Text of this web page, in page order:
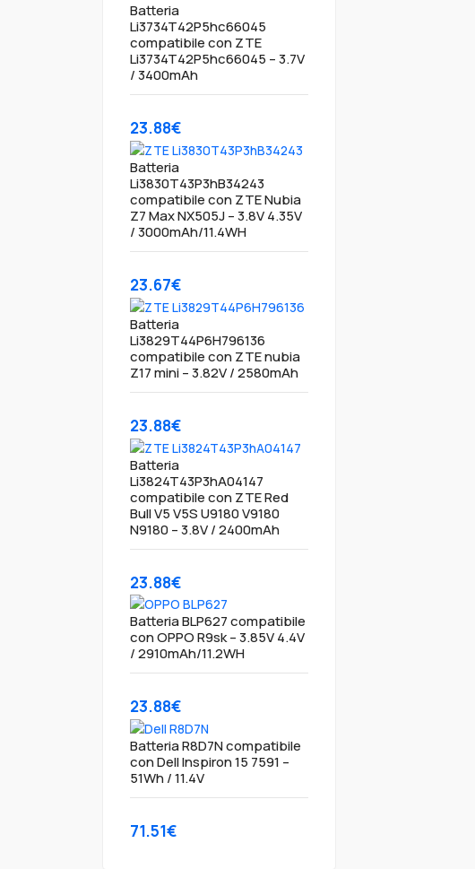
Batteria
Li3734T42P5hc66045
compatibile con ZTE
Li3734T42P5hc66045 – 3.7V
/ 3400mAh
23.88€
Batteria
Li3830T43P3hB34243
compatibile con ZTE Nubia
Z7 Max NX505J – 3.8V 4.35V
/ 3000mAh/11.4WH
23.67€
Batteria
Li3829T44P6H796136
compatibile con ZTE nubia
Z17 mini – 3.82V / 2580mAh
23.88€
Batteria
Li3824T43P3hA04147
compatibile con ZTE Red
Bull V5 V5S U9180 V9180
N9180 – 3.8V / 2400mAh
23.88€
Batteria BLP627 compatibile
con OPPO R9sk – 3.85V 4.4V
/ 2910mAh/11.2WH
23.88€
Batteria R8D7N compatibile
con Dell Inspiron 15 7591 –
51Wh / 11.4V
71.51€